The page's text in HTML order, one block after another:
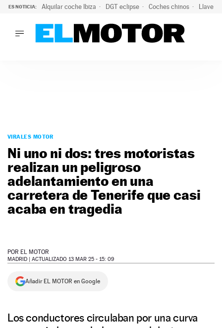
ES NOTICIA: Alquilar coche Ibiza DGT eclipse Coches chinos Llaves
PODCAST
MOTOS
TECNOLOGÍA
SUPERCOCHES
SERVICIOS
VIRALES MOTOR
Ni uno ni dos: tres motoristas
realizan un peligroso
adelantamiento en una
carretera de Tenerife que casi
acaba en tragedia
POR EL MOTOR
MADRID | ACTUALIZADO 13 MAR 25 - 15: 09
Añadir EL MOTOR en Google
Los conductores circulaban por una curva